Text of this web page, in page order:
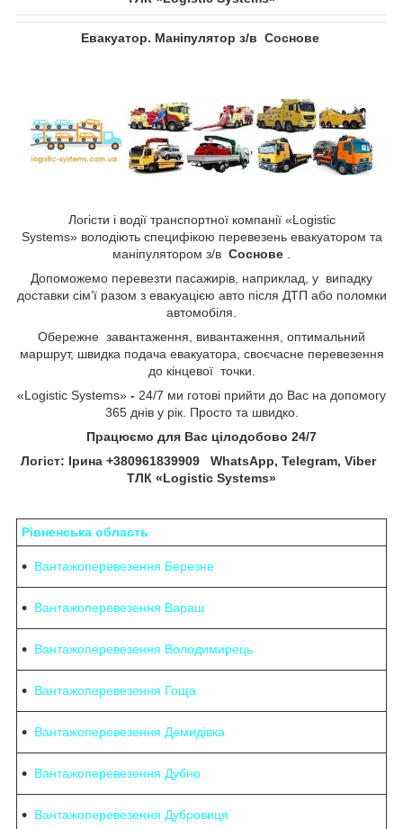
Евакуатор. Маніпулятор з/в Соснове​​​​​​​
Логісти і водії транспортної компанії «Logistic
Systems» володіють специфікою перевезень евакуатором та
маніпулятором з/в Соснове​​​​​​​ ​​​​​​​.
Допоможемо перевезти пасажирів, наприклад, у випадку
доставки сім’ї разом з евакуацією авто після ДТП або поломки
автомобіля.
Обережне завантаження, вивантаження, оптимальний
маршрут, швидка подача евакуатора, своєчасне перевезення
до кінцевої точки.
«Logistic Systems» - 24/7 ми готові прийти до Вас на допомогу
365 днів у рік. Просто та швидко.
Працюємо для Вас цілодобово 24/7
Логіст: Ірина +380961839909WhatsApp, Telegram, Viber
ТЛК «Logistic Systems»
Рівненська область
Вантажоперевезення Березне
Вантажоперевезення Вараш
Вантажоперевезення Володимирець
Вантажоперевезення Гоща
Вантажоперевезення Демидівка
Вантажоперевезення Дубно
Вантажоперевезення Дубровиця